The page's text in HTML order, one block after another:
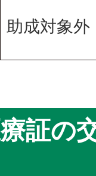
助成対象外
証の